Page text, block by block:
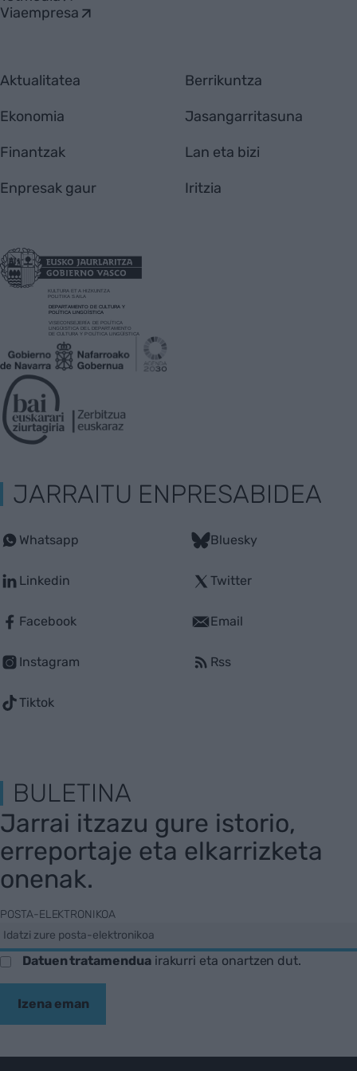
Viaempresa
Aktualitatea
Ekonomia
Finantzak
Enpresak gaur
Berrikuntza
Jasangarritasuna
Lan eta bizi
Iritzia
JARRAITU ENPRESABIDEA
Whatsapp
Linkedin
Facebook
Instagram
Tiktok
Bluesky
Twitter
Email
Rss
BULETINA
Jarrai itzazu gure istorio,
erreportaje eta elkarrizketa
onenak.
POSTA-ELEKTRONIKOA
Datuen tratamenduairakurri eta onartzen dut.
Izena eman